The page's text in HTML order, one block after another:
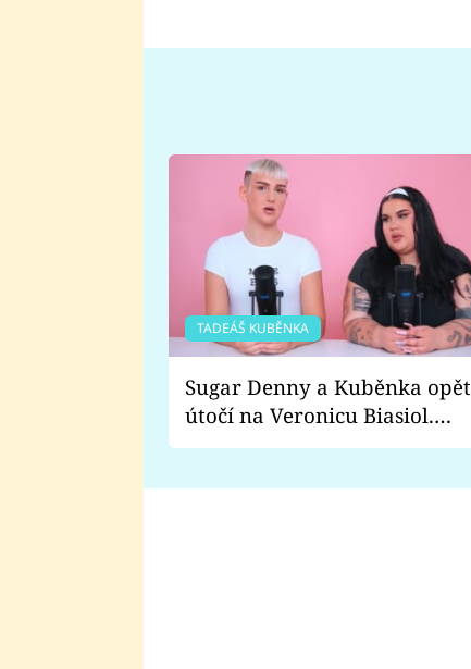
TADEÁŠ KUBĚNKA
Sugar Denny a Kuběnka opět
útočí na Veronicu Biasiol.
Proč je podle nich falešná a